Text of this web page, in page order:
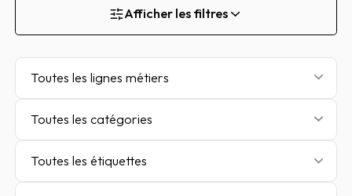
Afficher les filtres
Toutes les lignes métiers
Toutes les catégories
Toutes les étiquettes